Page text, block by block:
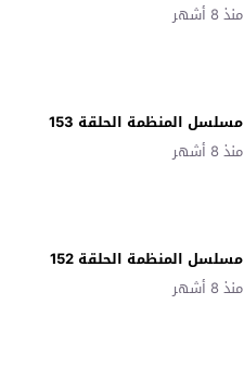
منذ 8 أشهر
مسلسل المنظمة الحلقة 153
منذ 8 أشهر
مسلسل المنظمة الحلقة 152
منذ 8 أشهر